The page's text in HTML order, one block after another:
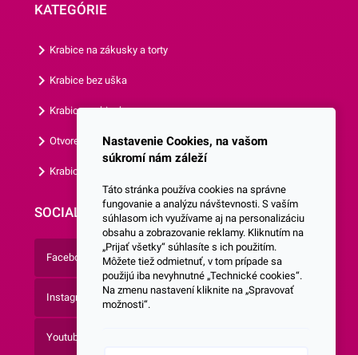
KATEGÓRIE
Krabice na zákusky a torty
Krabice bez uška
Krabice s okienkom
Otvorená krabica
Krabice s vlastným logom
SOCIALNE SIETE
Facebook
Instagram
Youtube
Nastavenie Cookies, na vašom
súkromí nám záleží
Táto stránka používa cookies na správne
fungovanie a analýzu návštevnosti. S vaším
súhlasom ich využívame aj na personalizáciu
obsahu a zobrazovanie reklamy. Kliknutím na
„Prijať všetky“ súhlasíte s ich použitím.
Môžete tiež odmietnuť, v tom prípade sa
použijú iba nevyhnutné „Technické cookies“.
Na zmenu nastavení kliknite na „Spravovať
možnosti“.